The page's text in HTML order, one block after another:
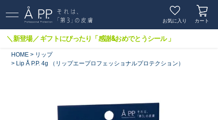
お気に入り カート
＼新登場／ ギフトにぴったり「感謝&おめでとうシール 」
HOME
リップ
Lip Å P.P. 4g （リップエープロフェッショナルプロテクション）